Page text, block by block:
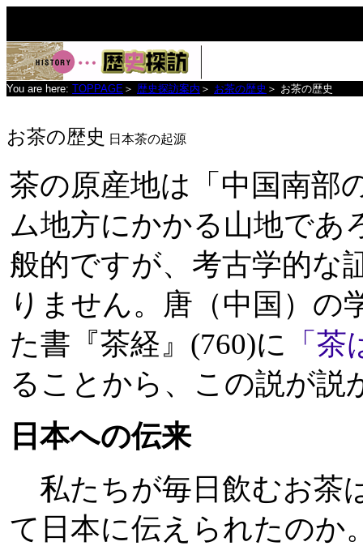
You are here: TOPPAGE ＞ 歴史探訪案内 ＞ お茶の歴史 ＞ お茶の歴史
お茶の歴史 日本茶の起源
茶の原産地は「中国南部
ム地方にかかる山地であ
般的ですが、考古学的な
りません。唐（中国）の
た書『茶経』(760)に 「
ることから、この説が説
日本への伝来
私たちが毎日飲むお茶
て日本に伝えられたのか